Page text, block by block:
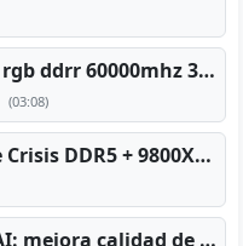
acer predator vesta 2 rgb ddrr 60000mhz 32gb x2 16gb
(03:08)
PC TOP en tiempos de Crisis DDR5 + 9800X3D + RTX 5080 [2026][2400€]
PC para Topaz Video AI: mejora calidad de vídeos viejos